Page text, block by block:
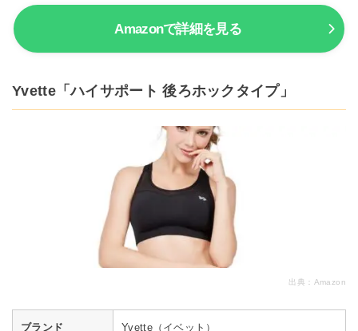
Amazonで詳細を見る
Yvette「ハイサポート 後ろホックタイプ」
出典： Amazon
ブランド Yvette（イベット）